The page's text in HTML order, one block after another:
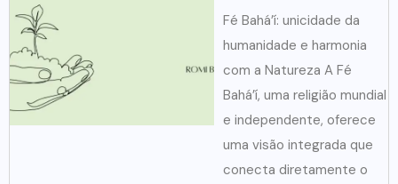
Fé Bahá’í: unicidade da
humanidade e harmonia
com a Natureza A Fé
Bahá’í, uma religião mundial
e independente, oferece
uma visão integrada que
conecta diretamente o